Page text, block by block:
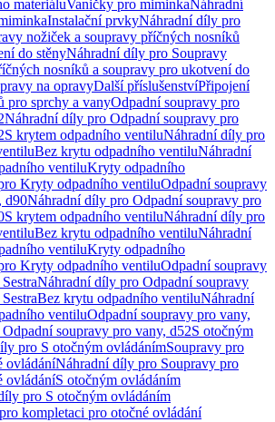
materiáluVaničky pro miminkaNáhradní
Instalační prvkyNáhradní díly pro
nožiček a soupravy příčných nosníků
do stěnyNáhradní díly pro Soupravy
nosníků a soupravy pro ukotvení do
na opravyDalší příslušenstvíPřipojení
pro sprchy a vanyOdpadní soupravy pro
Náhradní díly pro Odpadní soupravy pro
S krytem odpadního ventiluNáhradní díly pro
Bez krytu odpadního ventiluNáhradní
ventiluKryty odpadního
Kryty odpadního ventiluOdpadní soupravy
d90Náhradní díly pro Odpadní soupravy pro
S krytem odpadního ventiluNáhradní díly pro
Bez krytu odpadního ventiluNáhradní
ventiluKryty odpadního
Kryty odpadního ventiluOdpadní soupravy
Náhradní díly pro Odpadní soupravy
Bez krytu odpadního ventiluNáhradní
ventiluOdpadní soupravy pro vany,
soupravy pro vany, d52S otočným
pro S otočným ovládánímSoupravy pro
ovládáníNáhradní díly pro Soupravy pro
ovládáníS otočným ovládáním
pro S otočným ovládáním
kompletaci pro otočné ovládání